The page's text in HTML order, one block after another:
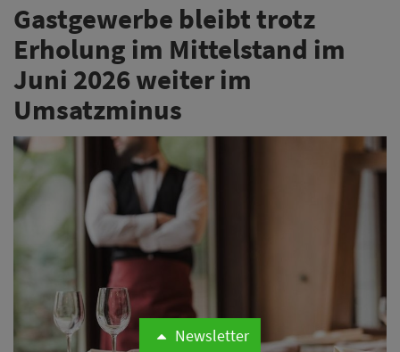
Gastgewerbe bleibt trotz
Erholung im Mittelstand im
Juni 2026 weiter im
Umsatzminus
Newsletter